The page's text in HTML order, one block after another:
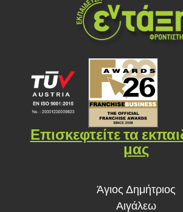
Επισκεφτείτε τα
μας
Άγιος Δημήτριος
Αιγάλεω